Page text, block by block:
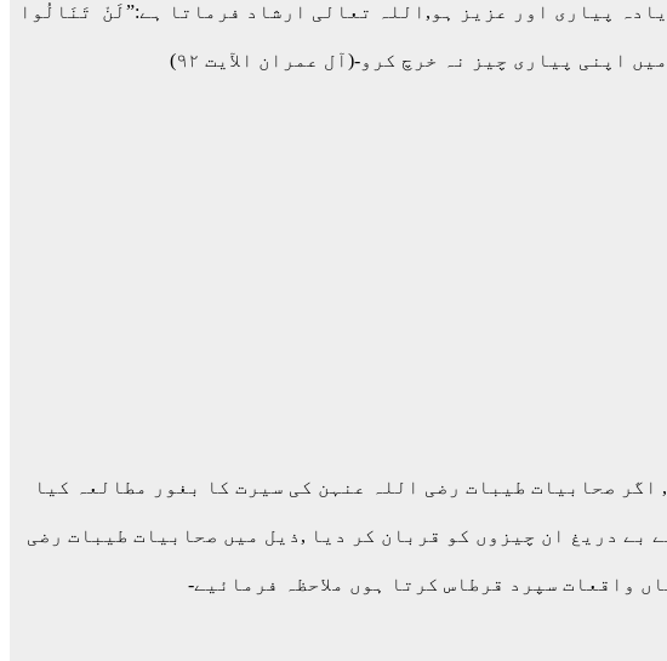
پیاری اور عزیز ہو,اللہ تعالی ارشاد فرماتا ہے:”لَنْ تَنَالُوا
پیاری چیز نہ خرچ کرو-(آل عمران الآیت ۹۲)
صحابیات طیبات رضی اللہ عنہن کی سیرت کا بغور مطالعہ کیا
بے دریغ ان چیزوں کو قربان کر دیا ,ذیل میں صحابیات طیبات رضی
واقعات سپرد قرطاس کرتا ہوں ملاحظہ فرمائیے-